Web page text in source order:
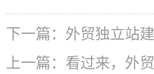
下一篇： 外贸独立站
上一篇： 看过来，外